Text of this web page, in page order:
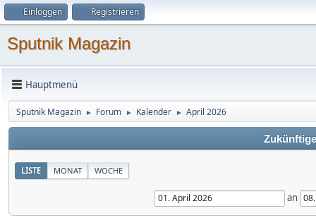
Einloggen Registrieren
Sputnik Magazin
Hauptmenü
Sputnik Magazin ► Forum ► Kalender ► April 2026
LISTE MONAT WOCHE
an